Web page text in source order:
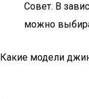
Совет. В
можно
Какие модели